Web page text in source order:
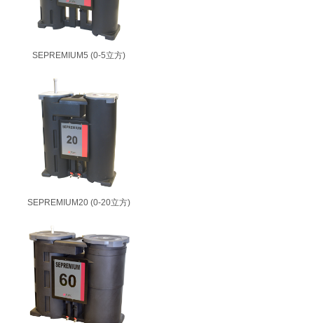
SEPREMIUM5 (0-5立方)
SEPREMIUM20 (0-20立方)